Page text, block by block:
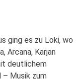
ging es zu Loki, wo
Arcana, Karjan
deutlichem
– Musik zum